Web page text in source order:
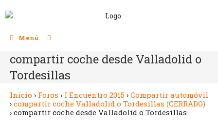
Menú
compartir coche desde Valladolid o
Tordesillas
Inicio › Foros › I Encuentro 2015 › Compartir automóvil
› compartir coche Valladolid o Tordesillas (CERRADO)
› compartir coche desde Valladolid o Tordesillas